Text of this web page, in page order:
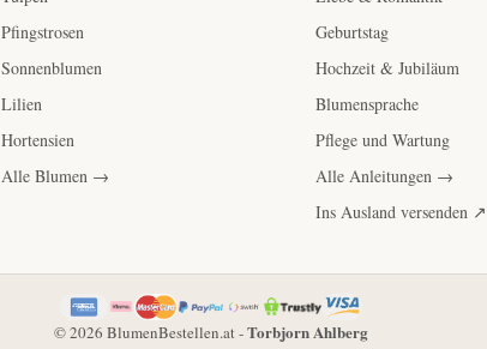
Pfingstrosen
Sonnenblumen
Lilien
Hortensien
Alle Blumen →
Geburtstag
Hochzeit & Jubiläum
Blumensprache
Pflege und Wartung
Alle Anleitungen →
Ins Ausland versenden ↗
© 2026 BlumenBestellen.at -Torbjorn Ahlberg